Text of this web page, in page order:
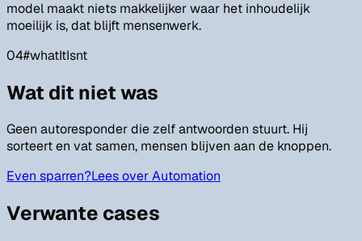
model maakt niets makkelijker waar het inhoudelijk
moeilijk is, dat blijft mensenwerk.
04#whatItIsnt
Wat dit niet was
Geen autoresponder die zelf antwoorden stuurt. Hij
sorteert en vat samen, mensen blijven aan de knoppen.
Even sparren?Lees over Automation
Verwante cases